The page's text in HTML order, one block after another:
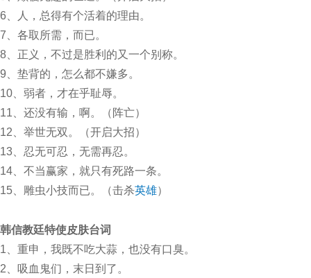
6、人，总得有个活着的理由。
7、各取所需，而已。
8、正义，不过是胜利的又一个别称。
9、垫背的，怎么都不嫌多。
10、弱者，才在乎耻辱。
11、还没有输，啊。（阵亡）
12、举世无双。（开启大招）
13、忍无可忍，无需再忍。
14、不当赢家，就只有死路一条。
15、雕虫小技而已。（击杀英雄）
韩信教廷特使皮肤台词
1、重申，我既不吃大蒜，也没有口臭。
2、吸血鬼们，末日到了。